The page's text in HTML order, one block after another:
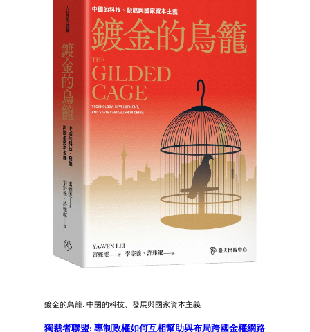
鍍金的鳥籠: 中國的科技、發展與國家資本主義
獨裁者聯盟: 專制政權如何互相幫助與布局跨國金權網路